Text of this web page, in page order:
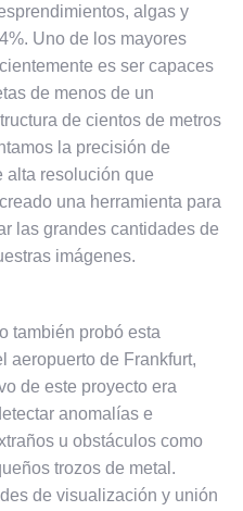
algas y
Uno de los mayores
es ser capaces
de menos de un
de cientos de metros
la precisión de
alta resolución que
una herramienta para
las grandes cantidades de
imágenes.
también probó esta
aeropuerto de Frankfurt,
de este proyecto era
anomalías e
u obstáculos como
trozos de metal.
de visualización y unión